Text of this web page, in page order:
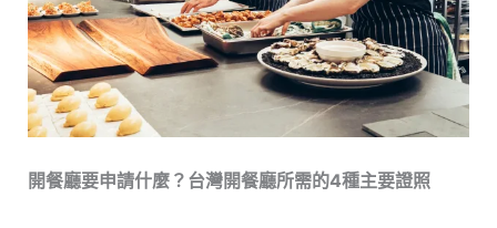
開餐廳要申請什麼？台灣開餐廳所需的4種主要證照